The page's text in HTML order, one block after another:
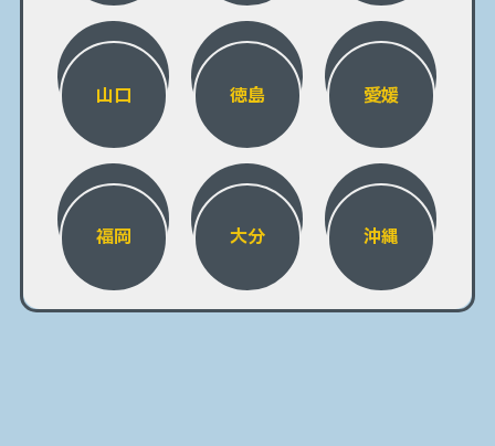
山口 徳島 愛媛
福岡 大分 沖縄